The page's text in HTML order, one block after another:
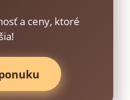
a ceny, ktoré